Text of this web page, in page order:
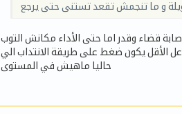
و ما تنجمش تقعد تستنى حتى يرجع
قضاء وقدر اما حتى الأداء مكانش التوب
يكون ضغط على طريقة الانتداب الي
حاليا ماهيش في المستوى